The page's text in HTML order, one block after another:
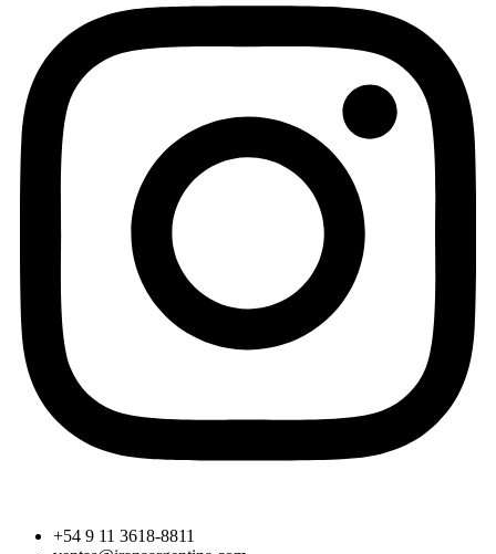
+54 9 11 3618-8811